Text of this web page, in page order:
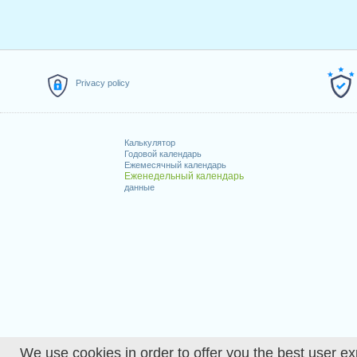
We use cookies in order to offer you the best user
Privacy policy
Калькулятор
Годовой календарь
Ежемесячный календарь
Еженедельный календарь
данные